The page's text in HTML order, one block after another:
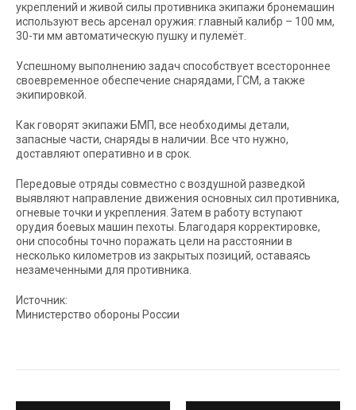
укреплений и живой силы противника экипажи бронемашин
используют весь арсенал оружия: главный калибр – 100 мм,
30-ти мм автоматическую пушку и пулемёт.
Успешному выполнению задач способствует всестороннее
своевременное обеспечение снарядами, ГСМ, а также
экипировкой.
Как говорят экипажи БМП, все необходимы детали,
запасные части, снаряды в наличии. Все что нужно,
доставляют оперативно и в срок.
Передовые отряды совместно с воздушной разведкой
выявляют направление движения основных сил противника,
огневые точки и укрепления. Затем в работу вступают
орудия боевых машин пехоты. Благодаря корректировке,
они способны точно поражать цели на расстоянии в
несколько километров из закрытых позиций, оставаясь
незамеченными для противника.
Источник:
Министерство обороны России